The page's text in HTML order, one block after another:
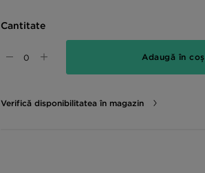
Cantitate
Adaugă în coș
Verifică disponibilitatea în magazin